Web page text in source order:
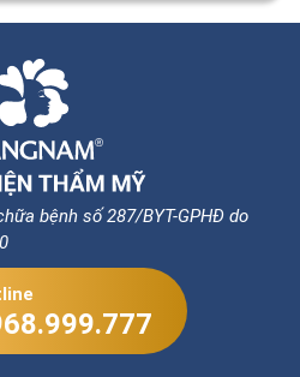
bệnh số 287/BYT-GPHĐ do